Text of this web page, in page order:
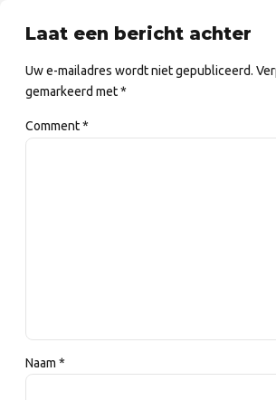
Laat een bericht achter
Uw e-mailadres wordt niet gepubliceerd.
gemarkeerd met *
Comment*
Naam *